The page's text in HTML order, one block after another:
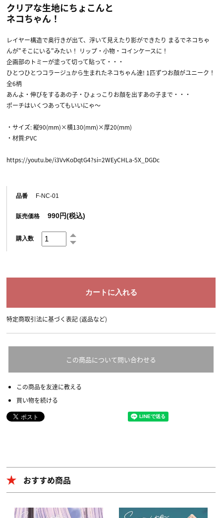
クリアな生地にちょこんと
ネコちゃん！
レイヤー構造で奥行きが出て、浮いて見えたり影ができたり まるでネコちゃ
んが"そこにいる"みたい！ リップ・小物・コインケースに！
企画部のトミーが塗って切って貼って・・・
ひとつひとつコラージュから生まれたネコちゃん達! 1匹ずつお顔がユニーク！
全6柄
あんよ・伸びをするあの子・ひょっこりお顔を出すあの子まで・・・
ポーチはいくつあってもいいにゃ〜
・サイズ: 縦90(mm)×横130(mm)×厚20(mm)
・材質:PVC
https://youtu.be/i3VvKoDqtG4?si=2WEyCHLa-5X_DGDc
品番 F-NC-01
販売価格 990円(税込)
購入数
特定商取引法に基づく表記 (返品など)
この商品について問い合わせる
この商品を友達に教える
買い物を続ける
おすすめ商品